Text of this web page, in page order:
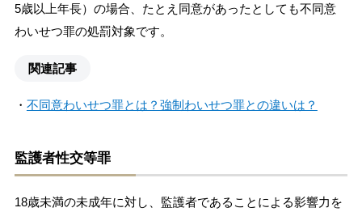
5歳以上年長）の場合、たとえ同意があったとしても不同意
わいせつ罪の処罰対象です。
関連記事
・ 不同意わいせつ罪とは？強制わいせつ罪との違いは？
監護者性交等罪
18歳未満の未成年に対し、監護者であることによる影響力を